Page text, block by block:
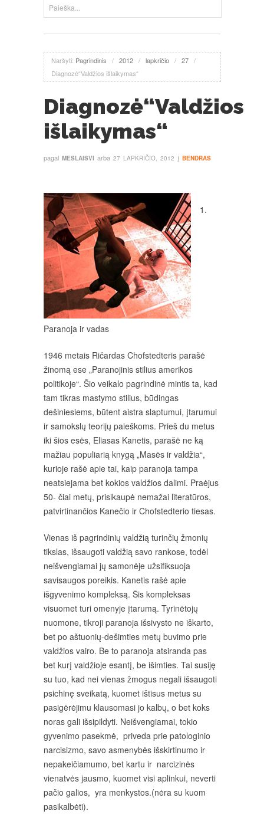
Naršyti: Pagrindinis / 2012 / lapkričio / 27 /
Diagnozė“Valdžios išlaikymas“
Diagnozė“Valdžios
išlaikymas“
pagal MESLAISVI arba 27 LAPKRIČIO, 2012 į BENDRAS
1.
Paranoja ir vadas
1946 metais Ričardas Chofstedteris parašė
žinomą ese „Paranojinis stilius amerikos
politikoje“. Šio veikalo pagrindinė mintis ta, kad
tam tikras mastymo stilius, būdingas
dešiniesiems, būtent aistra slaptumui, įtarumui
ir samokslų teorijų paieškoms. Prieš du metus
iki šios esės, Eliasas Kanetis, parašė ne ką
mažiau populiarią knygą „Masės ir valdžia“,
kurioje rašė apie tai, kaip paranoja tampa
neatsiejama bet kokios valdžios dalimi. Praėjus
50- čiai metų, prisikaupė nemažai literatūros,
patvirtinančios Kanečio ir Chofstedterio tiesas.
Vienas iš pagrindinių valdžią turinčių žmonių
tikslas, išsaugoti valdžią savo rankose, todėl
neišvengiamai jų samonėje užsifiksuoja
savisaugos poreikis. Kanetis rašė apie
išgyvenimo kompleksą. Šis kompleksas
visuomet turi omenyje įtarumą. Tyrinėtojų
nuomone, tikroji paranoja išsivysto ne iškarto,
bet po aštuonių-dešimties metų buvimo prie
valdžios vairo. Be to paranoja atsiranda pas
bet kurį valdžioje esantį, be išimties. Tai susiję
su tuo, kad nei vienas žmogus negali išsaugoti
psichinę sveikatą, kuomet ištisus metus su
pasigėrėjimu klausomasi jo kalbų, o bet koks
noras gali išsipildyti. Neišvengiamai, tokio
gyvenimo pasekmė, priveda prie patologinio
narcisizmo, savo asmenybės išskirtinumo ir
nepakeičiamumo, bet kartu ir narcizinės
vienatvės jausmo, kuomet visi aplinkui, neverti
pačio galios, yra menkystos.(nėra su kuom
pasikalbėti).